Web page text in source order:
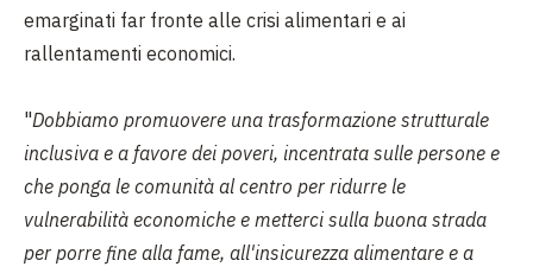
emarginati far fronte alle crisi alimentari e ai
rallentamenti economici.
"Dobbiamo promuovere una trasformazione strutturale
inclusiva e a favore dei poveri, incentrata sulle persone e
che ponga le comunità al centro per ridurre le
vulnerabilità economiche e metterci sulla buona strada
per porre fine alla fame, all'insicurezza alimentare e a